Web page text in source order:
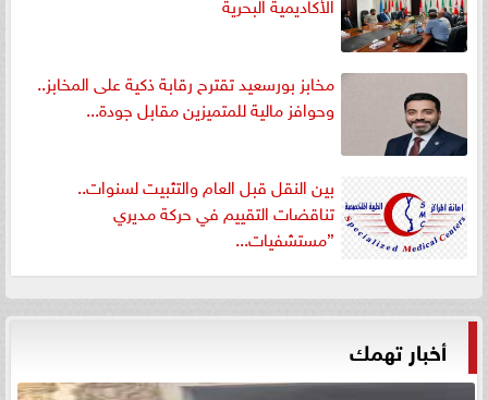
مخابز بورسعيد تقترح رقابة ذكية على المخابز..
وحوافز مالية للمتميزين مقابل جودة...
بين النقل قبل العام والتثبيت لسنوات..
تناقضات التقييم في حركة مديري
”مستشفيات...
أخبار تهمك